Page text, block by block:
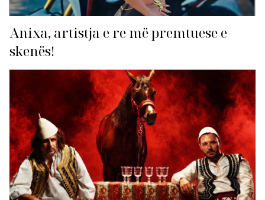
Anixa, artistja e re më premtuese e
skenës!